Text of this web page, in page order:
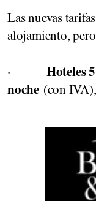
Las nuevas
alojamiento,
· Hoteles
noche(con IVA),